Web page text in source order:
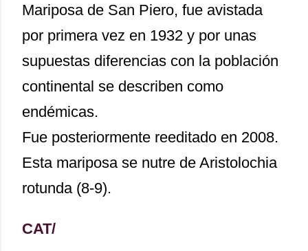
Mariposa de San Piero, fue avistada
por primera vez en 1932 y por unas
supuestas diferencias con la población
continental se describen como
endémicas.
Fue posteriormente reeditado en 2008.
Esta mariposa se nutre de Aristolochia
rotunda (8-9).
CAT/